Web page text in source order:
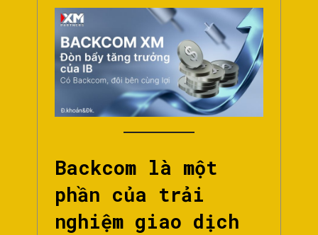
Backcom là một
phần của trải
nghiệm giao dịch